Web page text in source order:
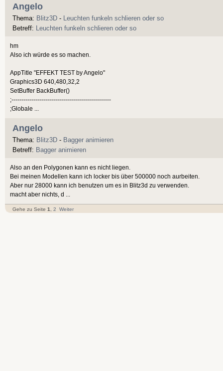
Angelo
Thema: Blitz3D -
Leuchten funkeln schlieren oder so
Betreff:
Leuchten funkeln schlieren oder so
hm
Also ich würde es so machen.
AppTitle "EFFEKT TEST by Angelo"
Graphics3D 640,480,32,2
SetBuffer BackBuffer()
;--------------------------------------------------
;Globale ...
Angelo
Thema: Blitz3D - Bagger animieren
Betreff: Bagger animieren
Also an den Polygonen kann es nicht liegen.
Bei meinen Modellen kann ich locker bis über 500000 noch aurbeiten.
Aber nur 28000 kann ich benutzen um es in Blitz3d zu verwenden.
macht aber nichts, d ...
Gehe zu Seite 1 2 Weiter